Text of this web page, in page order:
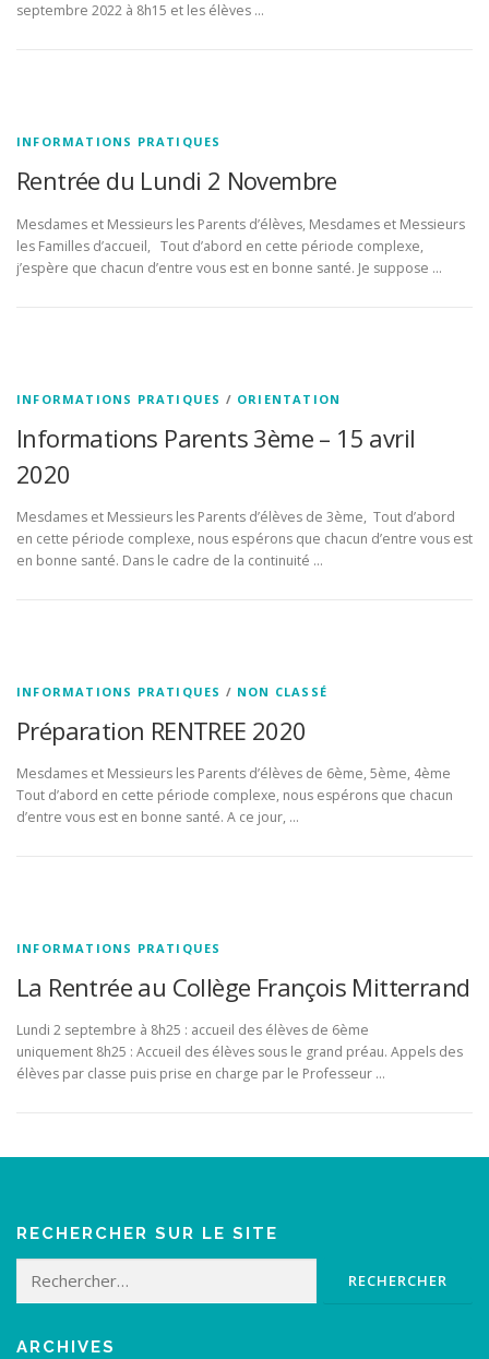
septembre 2022 à 8h15 et les élèves …
INFORMATIONS PRATIQUES
Rentrée du Lundi 2 Novembre
Mesdames et Messieurs les Parents d’élèves, Mesdames et Messieurs
les Familles d’accueil, Tout d’abord en cette période complexe,
j’espère que chacun d’entre vous est en bonne santé. Je suppose …
INFORMATIONS PRATIQUES / ORIENTATION
Informations Parents 3ème – 15 avril
2020
Mesdames et Messieurs les Parents d’élèves de 3ème, Tout d’abord
en cette période complexe, nous espérons que chacun d’entre vous est
en bonne santé. Dans le cadre de la continuité …
INFORMATIONS PRATIQUES / NON CLASSÉ
Préparation RENTREE 2020
Mesdames et Messieurs les Parents d’élèves de 6ème, 5ème, 4ème
Tout d’abord en cette période complexe, nous espérons que chacun
d’entre vous est en bonne santé. A ce jour, …
INFORMATIONS PRATIQUES
La Rentrée au Collège François Mitterrand
Lundi 2 septembre à 8h25 : accueil des élèves de 6ème
uniquement 8h25 : Accueil des élèves sous le grand préau. Appels des
élèves par classe puis prise en charge par le Professeur …
RECHERCHER SUR LE SITE
Rechercher :
ARCHIVES